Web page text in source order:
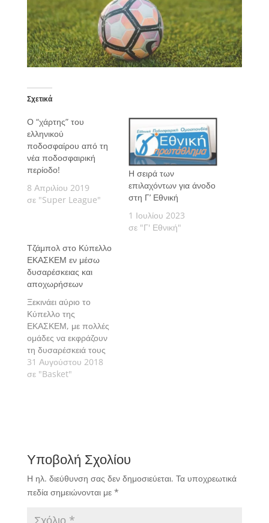
Σχετικά
Ο “χάρτης” του
ελληνικού
ποδοσφαίρου από τη
νέα ποδοσφαιρική
περίοδο!
8 Απριλίου 2019
σε "Super League"
Η σειρά των
επιλαχόντων για άνοδο
στη Γ’ Εθνική
1 Ιουλίου 2023
σε "Γ' Εθνική"
Τζάμπολ στο Κύπελλο
ΕΚΑΣΚΕΜ εν μέσω
δυσαρέσκειας και
αποχωρήσεων
Ξεκινάει αύριο το
Κύπελλο της
ΕΚΑΣΚΕΜ, με πολλές
ομάδες να εκφράζουν
τη δυσαρέσκειά τους
για την ημερομηνία
έναρξής του, ενώ πέντε
31 Αυγούστου 2018
σε "Basket"
Υποβολή Σχολίου
Η ηλ. διεύθυνση σας δεν δημοσιεύεται. Τα υποχρεωτικά
πεδία σημειώνονται με *